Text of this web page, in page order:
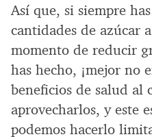
Así que, si siempre
cantidades de azúcar
momento de reducir
has hecho, ¡mejor no
beneficios de salud al
aprovecharlos, y este
podemos hacerlo